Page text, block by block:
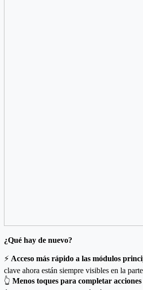
¿Qué hay de nuevo?
⚡ Acceso más rápido a las módulos
clave ahora están siempre visibles en la
👆 Menos toques para completar acciones